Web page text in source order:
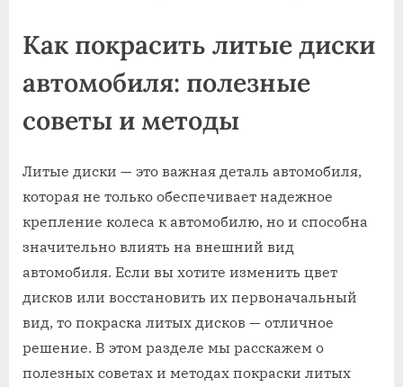
Как покрасить литые диски
автомобиля: полезные
советы и методы
Литые диски — это важная деталь автомобиля,
которая не только обеспечивает надежное
крепление колеса к автомобилю, но и способна
значительно влиять на внешний вид
автомобиля. Если вы хотите изменить цвет
дисков или восстановить их первоначальный
вид, то покраска литых дисков — отличное
решение. В этом разделе мы расскажем о
полезных советах и методах покраски литых